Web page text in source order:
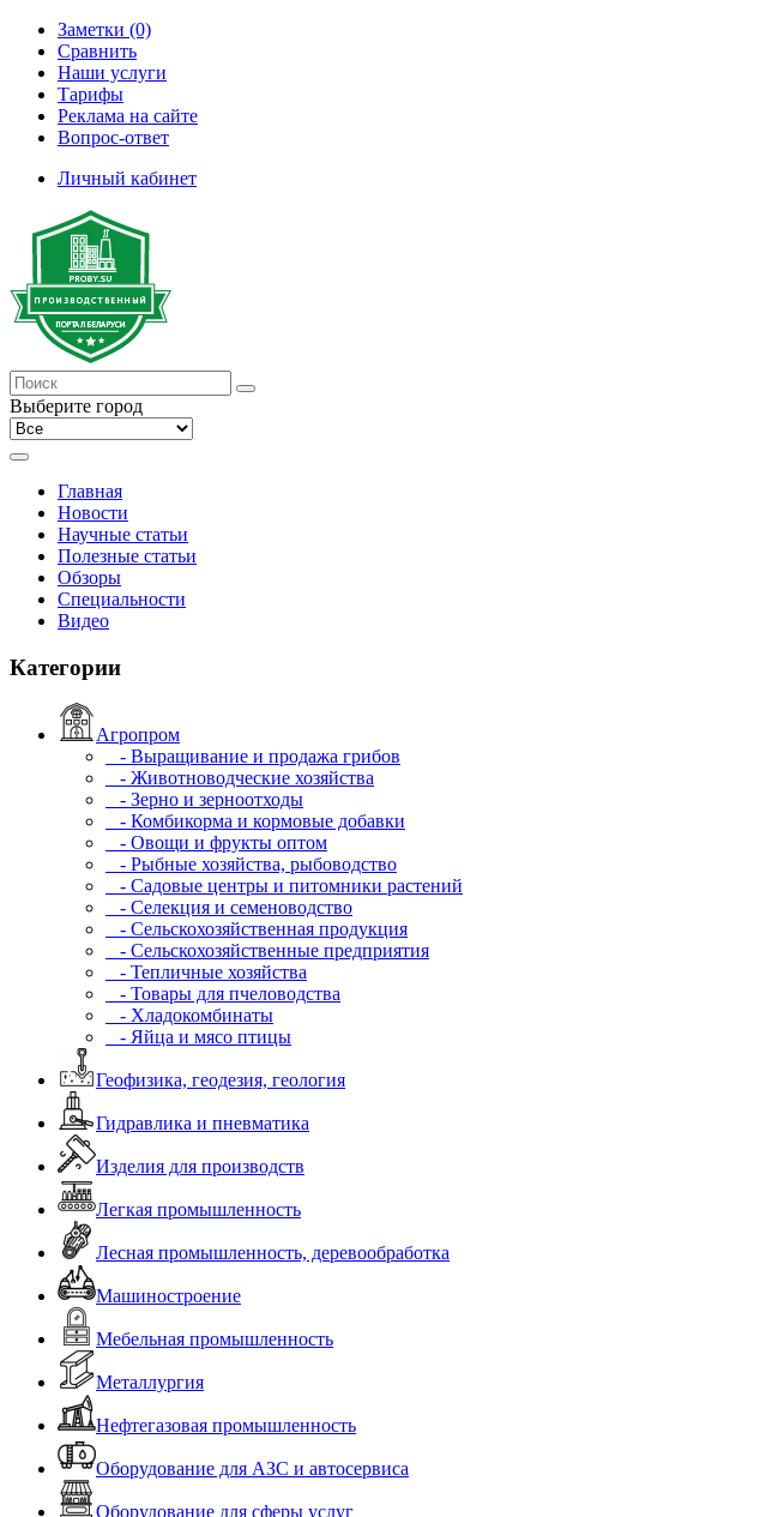
Заметки (0)
Сравнить
Наши услуги
Тарифы
Реклама на сайте
Вопрос-ответ
Личный кабинет
Выберите город
Главная
Новости
Научные статьи
Полезные статьи
Обзоры
Специальности
Видео
Категории
Агропром
- Выращивание и продажа грибов
- Животноводческие хозяйства
- Зерно и зерноотходы
- Комбикорма и кормовые добавки
- Овощи и фрукты оптом
- Рыбные хозяйства, рыбоводство
- Садовые центры и питомники растений
- Селекция и семеноводство
- Сельскохозяйственная продукция
- Сельскохозяйственные предприятия
- Тепличные хозяйства
- Товары для пчеловодства
- Хладокомбинаты
- Яйца и мясо птицы
Геофизика, геодезия, геология
Гидравлика и пневматика
Изделия для производств
Легкая промышленность
Лесная промышленность, деревообработка
Машиностроение
Мебельная промышленность
Металлургия
Нефтегазовая промышленность
Оборудование для АЗС и автосервиса
Оборудование для сферы услуг